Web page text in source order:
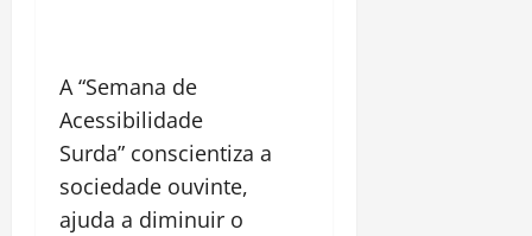
A “Semana de
Acessibilidade
Surda” conscientiza a
sociedade ouvinte,
ajuda a diminuir o